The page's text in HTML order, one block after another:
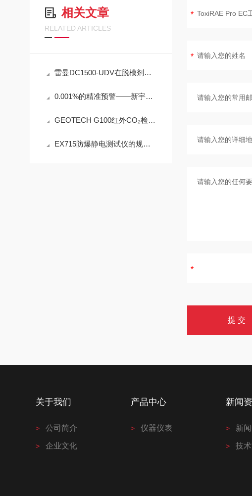
相关文章
RELATED ARTICLES
雷曼DC1500-UDV在脱模剂检测中的工程可靠性设计
0.001%的精准预警——新宇宙COSMOS铁粉浓度计SDM-72守护齿轮箱健康
GEOTECH G100红外CO₂检测仪技术参数
EX715防爆静电测试仪的规范定期维护保养方法分享
关于我们
公司简介
企业文化
产品中心
仪器仪表
新闻
新
技